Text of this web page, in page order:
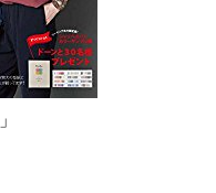
」